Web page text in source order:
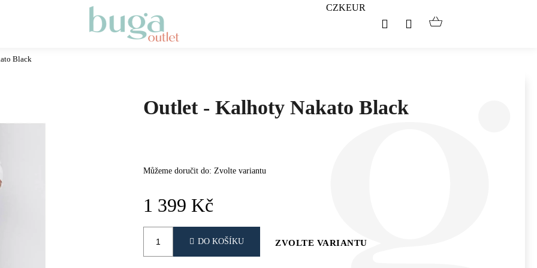
CZKEUR
Hledat PřihlášeníNákupní
Black
Outlet - Kalhoty Nakato Black
Můžeme doručit do: Zvolte variantu
1 399 Kč
DO KOŠÍKU
ZVOLTE VARIANTU
Co potřebujete najít?
HLEDAT